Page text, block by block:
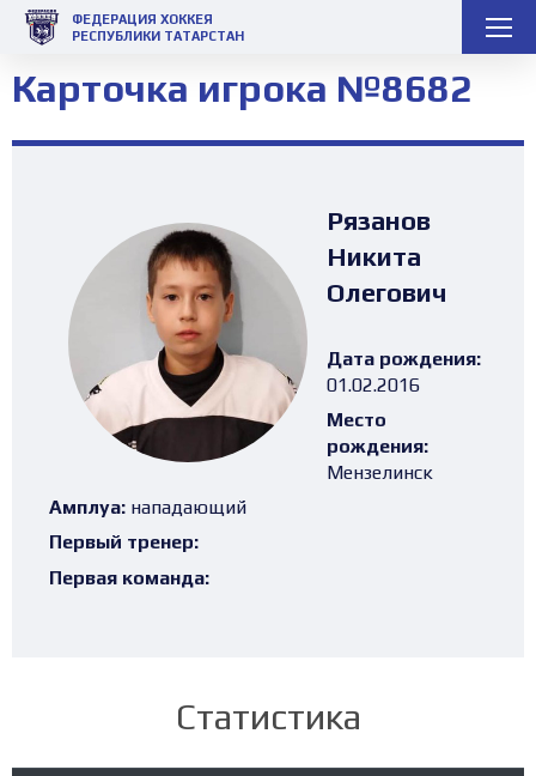
ФЕДЕРАЦИЯ ХОККЕЯ
РЕСПУБЛИКИ ТАТАРСТАН
Карточка игрока №8682
Рязанов
Никита
Олегович
Дата рождения:
01.02.2016
Место
рождения:
Мензелинск
Амплуа: нападающий
Первый тренер:
Первая команда:
Статистика